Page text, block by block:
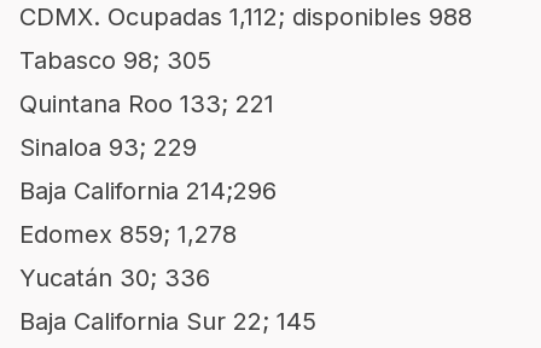
CDMX. Ocupadas 1,112; disponibles 988
Tabasco 98; 305
Quintana Roo 133; 221
Sinaloa 93; 229
Baja California 214;296
Edomex 859; 1,278
Yucatán 30; 336
Baja California Sur 22; 145